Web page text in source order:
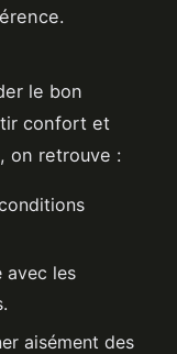
le bon
confort et
on retrouve :
avec les
aisément des